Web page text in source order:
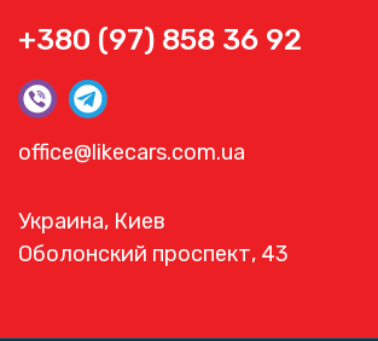
+380 (97) 858 36 92
office@likecars.com.ua
Украина, Киев
Оболонский проспект, 43